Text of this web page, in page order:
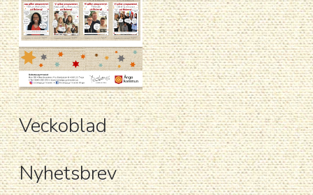
Veckoblad
Nyhetsbrev